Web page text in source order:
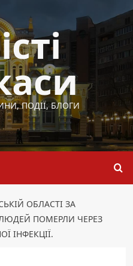
ПОДІЇ, БЛОГИ
ОБЛАСТІ ЗА
ПОМЕРЛИ ЧЕРЕЗ
ІНФЕКЦІЇ.